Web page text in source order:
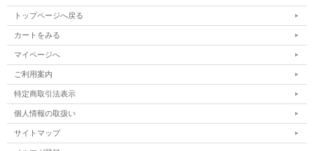
トップページへ戻る
カートをみる
マイページへ
ご利用案内
特定商取引法表示
個人情報の取扱い
サイトマップ